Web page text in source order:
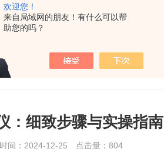
欢迎您！
来自局域网的朋友！有什么可以帮
助您的吗？
：细致步骤与实操指南
间：2024-12-25 点击量： 804